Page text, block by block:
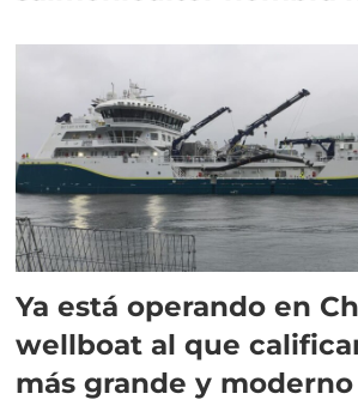
Ya está operando en
wellboat al que
más grande y moderno